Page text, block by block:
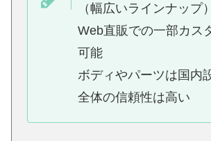
（幅広いラインナップ）
Web直販での一部カス
可能
ボディやパーツは国内
全体の信頼性は高い